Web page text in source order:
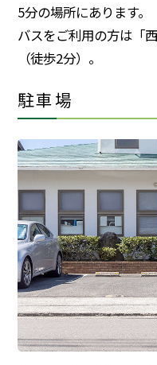
5分の場所にあります。
バスをご利用の方は「
（徒歩2分）。
駐車場